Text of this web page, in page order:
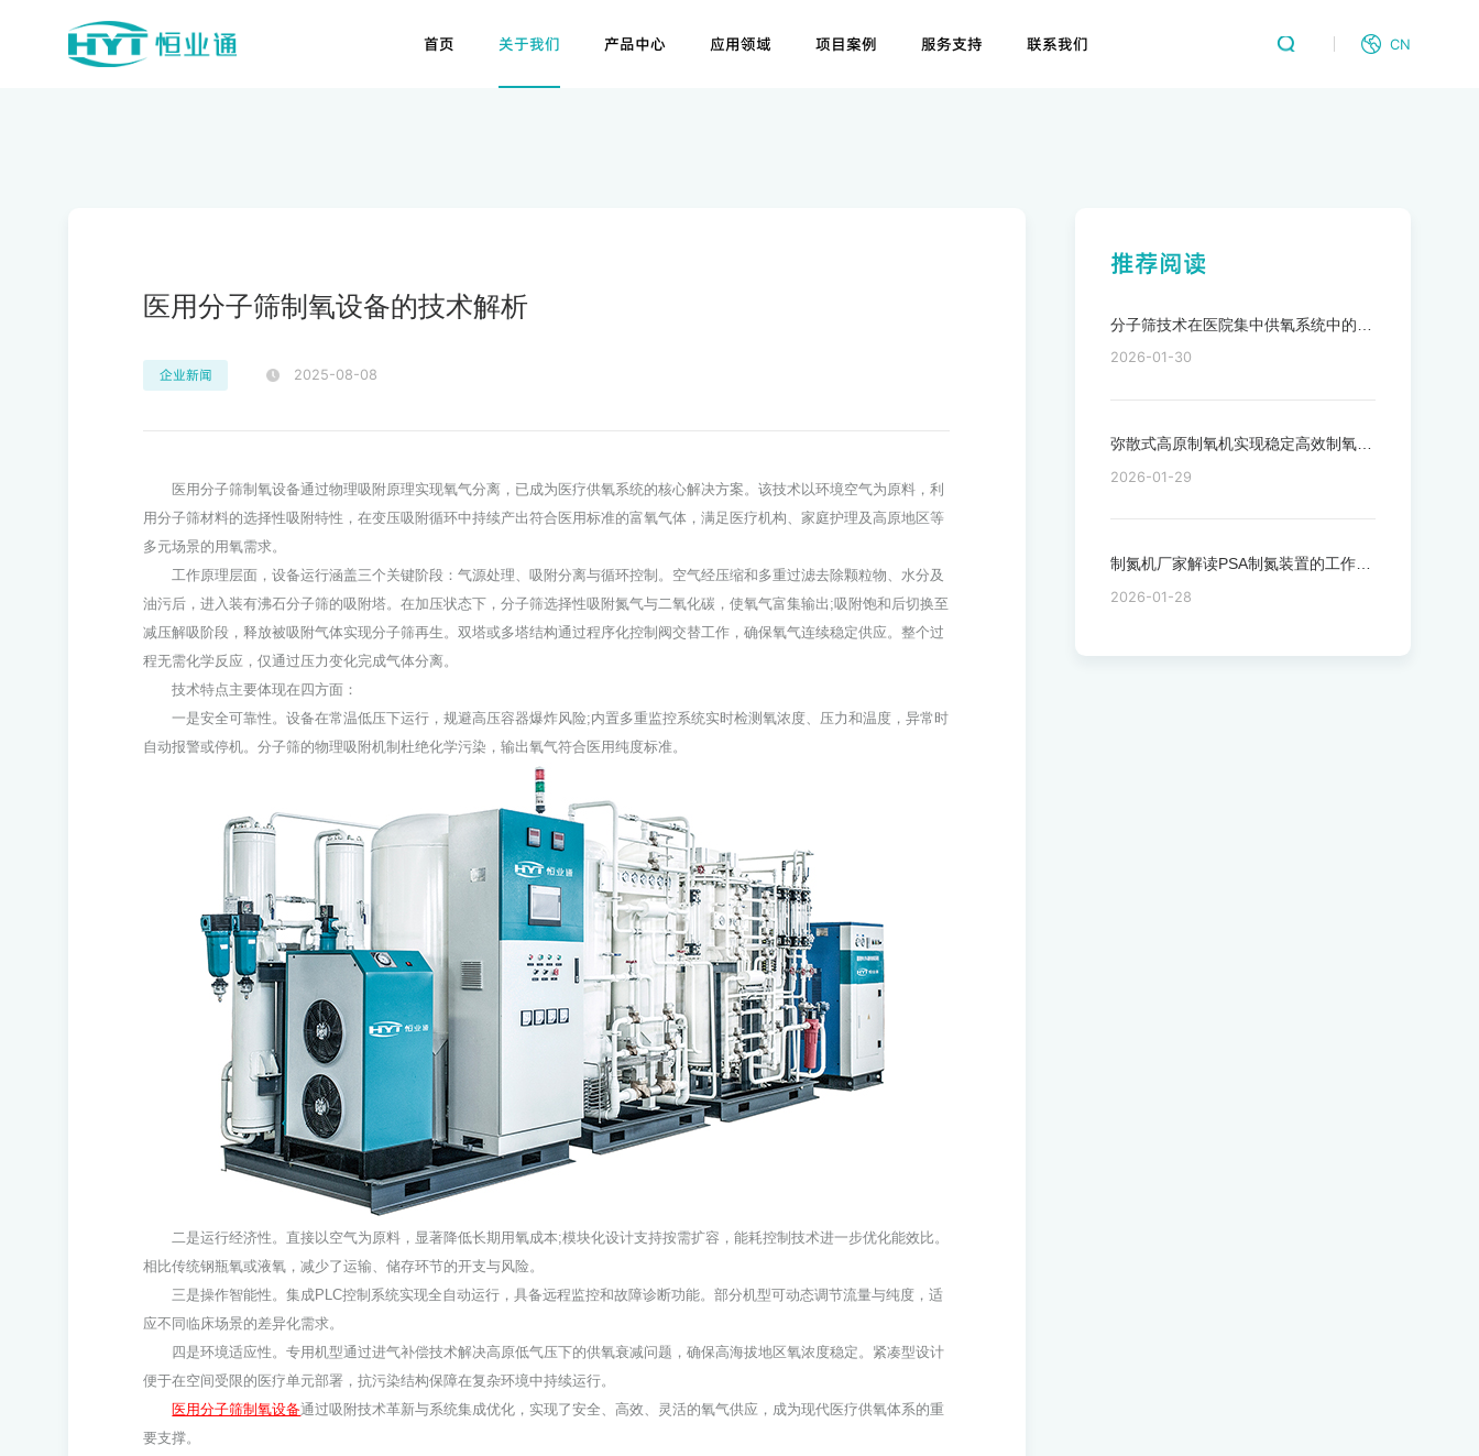
首页 关于我们 产品中心 应用领域 项目案例 服务支持 联系我们 CN
医用分子筛制氧设备的技术解析
企业新闻 2025-08-08
医用分子筛制氧设备通过物理吸附原理实现氧气分离，已成为医疗供氧系统的核心解决方案。该技术以环境空气为原料，利
用分子筛材料的选择性吸附特性，在变压吸附循环中持续产出符合医用标准的富氧气体，满足医疗机构、家庭护理及高原地区等
多元场景的用氧需求。
工作原理层面，设备运行涵盖三个关键阶段：气源处理、吸附分离与循环控制。空气经压缩和多重过滤去除颗粒物、水分及
油污后，进入装有沸石分子筛的吸附塔。在加压状态下，分子筛选择性吸附氮气与二氧化碳，使氧气富集输出;吸附饱和后切换至
减压解吸阶段，释放被吸附气体实现分子筛再生。双塔或多塔结构通过程序化控制阀交替工作，确保氧气连续稳定供应。整个过
程无需化学反应，仅通过压力变化完成气体分离。
技术特点主要体现在四方面：
一是安全可靠性。设备在常温低压下运行，规避高压容器爆炸风险;内置多重监控系统实时检测氧浓度、压力和温度，异常时
自动报警或停机。分子筛的物理吸附机制杜绝化学污染，输出氧气符合医用纯度标准。
二是运行经济性。直接以空气为原料，显著降低长期用氧成本;模块化设计支持按需扩容，能耗控制技术进一步优化能效比。
相比传统钢瓶氧或液氧，减少了运输、储存环节的开支与风险。
三是操作智能性。集成PLC控制系统实现全自动运行，具备远程监控和故障诊断功能。部分机型可动态调节流量与纯度，适
应不同临床场景的差异化需求。
四是环境适应性。专用机型通过进气补偿技术解决高原低气压下的供氧衰减问题，确保高海拔地区氧浓度稳定。紧凑型设计
便于在空间受限的医疗单元部署，抗污染结构保障在复杂环境中持续运行。
医用分子筛制氧设备通过吸附技术革新与系统集成优化，实现了安全、高效、灵活的氧气供应，成为现代医疗供氧体系的重
要支撑。
推荐阅读
2026-01-30
2026-01-29
2026-01-28